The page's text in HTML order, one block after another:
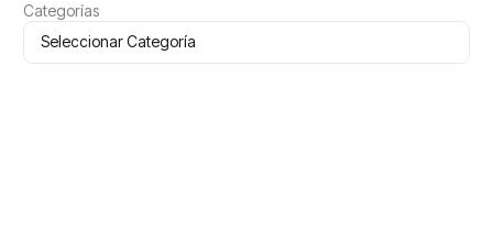
Categorías